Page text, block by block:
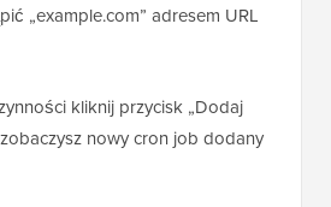
„example.com” adresem URL
kliknij przycisk „Dodaj
nowy cron job dodany